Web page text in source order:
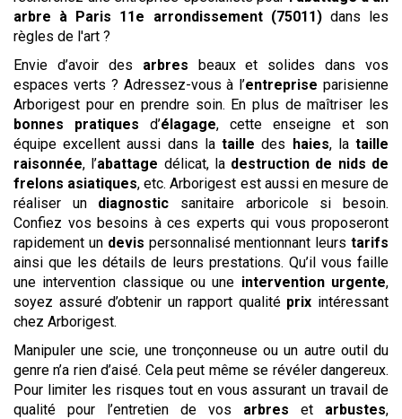
arbre à Paris 11e arrondissement (75011)dans les
règles de l'art ?
Envie d’avoir des arbres beaux et solides dans vos
espaces verts ? Adressez-vous à l’entreprise parisienne
Arborigest pour en prendre soin. En plus de maîtriser les
bonnes pratiques d’élagage, cette enseigne et son
équipe excellent aussi dans lataille des haies, lataille
raisonnée, l’abattage délicat, la destruction de nids de
frelons asiatiques, etc. Arborigest est aussi en mesure de
réaliser un diagnostic sanitaire arboricole si besoin.
Confiez vos besoins à ces experts qui vous proposeront
rapidement un devis personnalisé mentionnant leurstarifs
ainsi que les détails de leurs prestations. Qu’il vous faille
une intervention classique ou une intervention urgente,
soyez assuré d’obtenir un rapport qualité prix intéressant
chez Arborigest.
Manipuler une scie, une tronçonneuse ou un autre outil du
genre n’a rien d’aisé. Cela peut même se révéler dangereux.
Pour limiter les risques tout en vous assurant un travail de
qualité pour l’entretien de vos arbres et arbustes,